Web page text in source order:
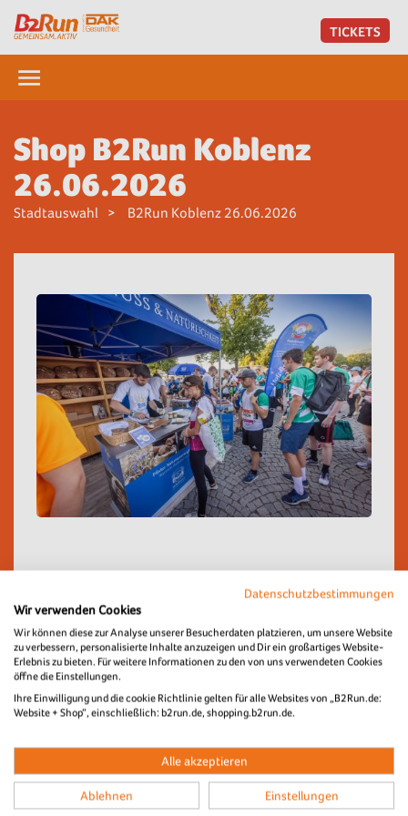
TICKETS
Shop B2Run Koblenz
26.06.2026
Stadtauswahl B2Run Koblenz 26.06.2026
Regio-Sponsoring
__________________________________
NAVIGATION
Datenschutzbestimmungen
Wir verwenden Cookies
Wir können diese zur Analyse unserer Besucherdaten platzieren, um unsere Website
zu verbessern, personalisierte Inhalte anzuzeigen und Dir ein großartiges Website-
Erlebnis zu bieten. Für weitere Informationen zu den von uns verwendeten Cookies
öffne die Einstellungen.
Ihre Einwilligung und die cookie Richtlinie gelten für alle Websites von „B2Run.de:
Website + Shop“, einschließlich: b2run.de, shopping.b2run.de.
Alle akzeptieren
Ablehnen Einstellungen